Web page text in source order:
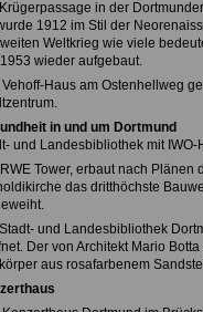
in der
1912 im Stil der
Weltkrieg wie viele
wieder aufgebaut.
Vehoff-Haus am Ostenhellweg
in und um Dortmund
und Landesbibliothek mit
Tower, erbaut nach
das dritthöchste
und Landesbibliothek
Der von Architekt Mario
aus rosafarbenem